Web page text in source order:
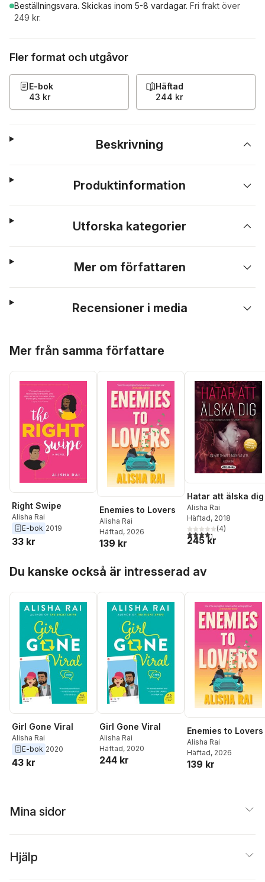
Beställningsvara. Skickas inom 5-8 vardagar. Fri frakt över
249 kr.
Fler format och utgåvor
E-bok
43 kr
Häftad
244 kr
Beskrivning
Produktinformation
Utforska kategorier
Mer om författaren
Recensioner i media
Mer från samma författare
Right Swipe
Alisha Rai
E-bok 2019
33 kr
Enemies to Lovers
Alisha Rai
Häftad, 2026
139 kr
Hatar att älska dig
Alisha Rai
Häftad, 2018
4,3utav 5 stjärnor.
(4)
245 kr
Du kanske också är intresserad av
Girl Gone Viral
Alisha Rai
E-bok 2020
43 kr
Girl Gone Viral
Alisha Rai
Häftad, 2020
244 kr
Enemies to Lovers
Alisha Rai
Häftad, 2026
139 kr
Mina sidor
Hjälp